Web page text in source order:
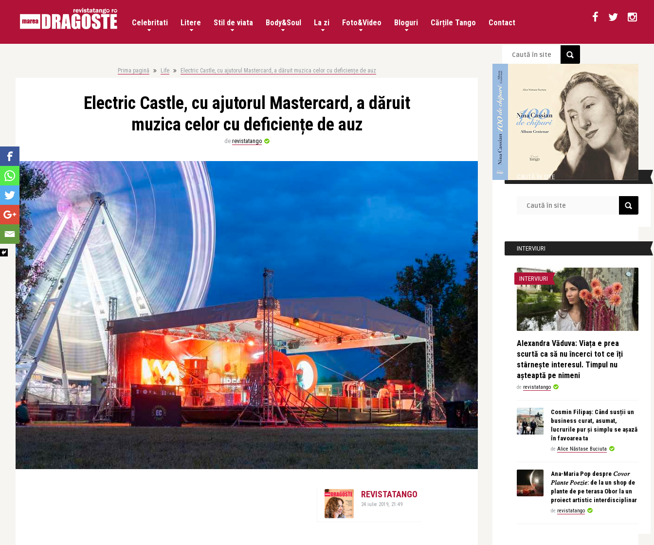
Celebritati Litere Stil de viata Body&Soul La zi Foto&Video Bloguri Cărțile Tango Contact
Prima pagină Life Electric Castle, cu ajutorul Mastercard, a dăruit muzica celor cu deficiențe de auz
Electric Castle, cu ajutorul Mastercard, a dăruit
muzica celor cu deficiențe de auz
de revistatango
REVISTATANGO
24 iulie 2019, 21:49
CAUTĂ ÎN SITE
INTERVIURI
INTERVIURI
Alexandra Văduva: Viața e prea
scurtă ca să nu încerci tot ce îți
stârnește interesul. Timpul nu
așteaptă pe nimeni
de revistatango
Cosmin Filipaș: Când susții un
business curat, asumat,
lucrurile pur și simplu se așază
în favoarea ta
de Alice Năstase Buciuta
Ana-Maria Pop despre 𝐶𝑜𝑣𝑜𝑟
𝑃𝑙𝑎𝑛𝑡𝑒 𝑃𝑜𝑒𝑧𝑖𝑒: de la un shop de
plante de pe terasa Obor la un
proiect artistic interdisciplinar
de revistatango